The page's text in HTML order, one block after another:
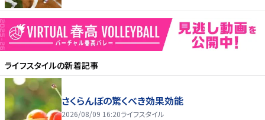
ライフスタイルの新着記事
さくらんぼの驚くべき効果効能
2026/08/09 16:20ライフスタイル